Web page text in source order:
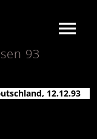
93
12.12.93